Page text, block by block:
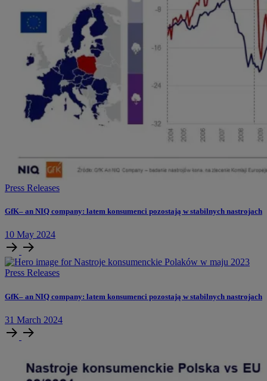
Press Releases
GfK– an NIQ company: latem konsumenci pozostają w stabilnych nastrojach
10 May 2024
Press Releases
GfK– an NIQ company: latem konsumenci pozostają w stabilnych nastrojach
31 March 2024